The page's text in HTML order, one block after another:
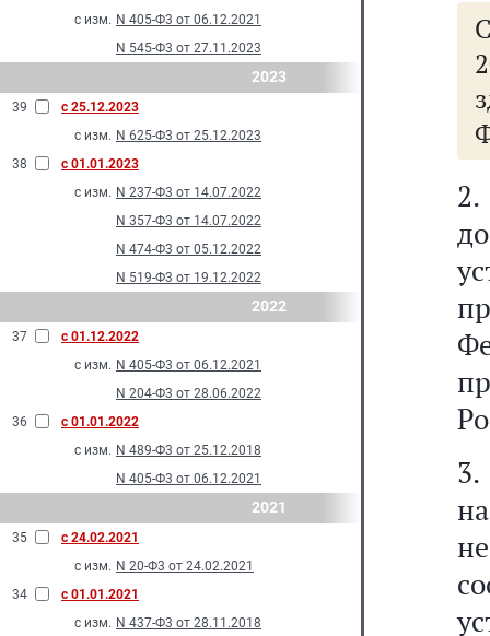
с изм. N 405-Ф3 от 06.12.2021
N 545-Ф3 от 27.11.2023
2023
39
с 25.12.2023
с изм. N 625-Ф3 от 25.12.2023
38
с 01.01.2023
с изм. N 237-Ф3 от 14.07.2022
N 357-Ф3 от 14.07.2022
N 474-Ф3 от 05.12.2022
N 519-Ф3 от 19.12.2022
2022
37
с 01.12.2022
с изм. N 405-Ф3 от 06.12.2021
N 204-Ф3 от 28.06.2022
36
с 01.01.2022
с изм. N 489-Ф3 от 25.12.2018
N 405-Ф3 от 06.12.2021
2021
35
с 24.02.2021
с изм. N 20-Ф3 от 24.02.2021
34
с 01.01.2021
с изм. N 437-Ф3 от 28.11.2018